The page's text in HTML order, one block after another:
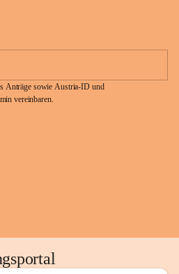
Anträge sowie Austria-ID und
vereinbaren.